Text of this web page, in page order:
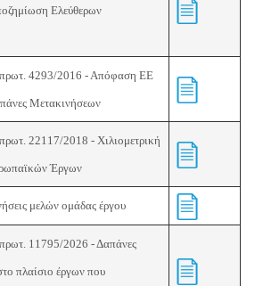
Ελεύθερων
4293/2016 - Απόφαση ΕΕ
Μετακινήσεων
22117/2018 - Χιλιομετρική
Έργων
μελών ομάδας έργου
11795/2026 - Δαπάνες
πλαίσιο έργων που